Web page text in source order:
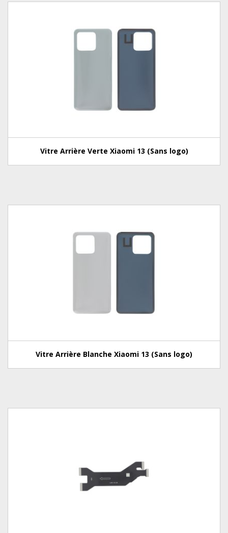
Vitre Arrière Verte Xiaomi 13 (Sans logo)
Vitre Arrière Blanche Xiaomi 13 (Sans logo)